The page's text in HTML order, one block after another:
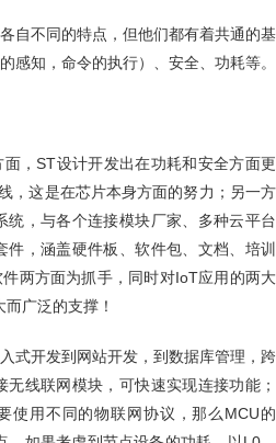
自不同的特点，但他们都有着共通的基
感知，命令的执行）、安全、功耗等。
，ST设计开发出在功耗和安全方面更
，这是在芯片本身方面的努力；另一方
统，与各个连接模块厂家、多种云平台
，涵盖硬件板、软件包、文档、培训
两方面为抓手，同时对IoT应用的两大
而广泛的支撑！
式开发到网站开发，到数据库管理，跨
线联网模块，可快速实现连接功能；
使用不同的物联网协议，那么MCU的